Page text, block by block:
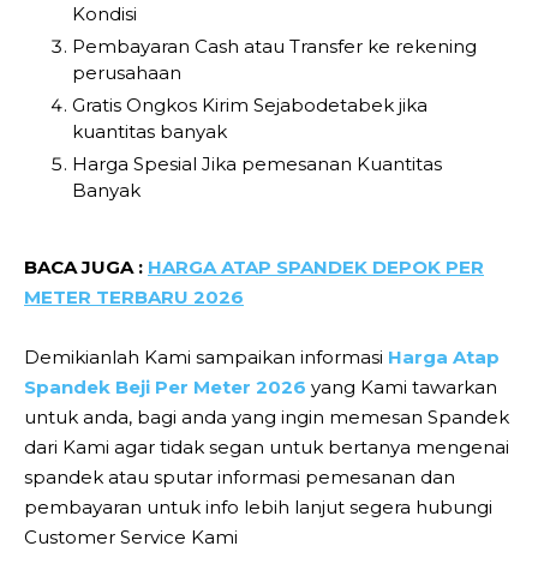
Kondisi
Pembayaran Cash atau Transfer ke rekening
perusahaan
Gratis Ongkos Kirim Sejabodetabek jika
kuantitas banyak
Harga Spesial Jika pemesanan Kuantitas
Banyak
BACA JUGA : HARGA ATAP SPANDEK DEPOK PER
METER TERBARU 2026
Demikianlah Kami sampaikan informasi Harga Atap
Spandek Beji Per Meter 2026 yang Kami tawarkan
untuk anda, bagi anda yang ingin memesan Spandek
dari Kami agar tidak segan untuk bertanya mengenai
spandek atau sputar informasi pemesanan dan
pembayaran untuk info lebih lanjut segera hubungi
Customer Service Kami